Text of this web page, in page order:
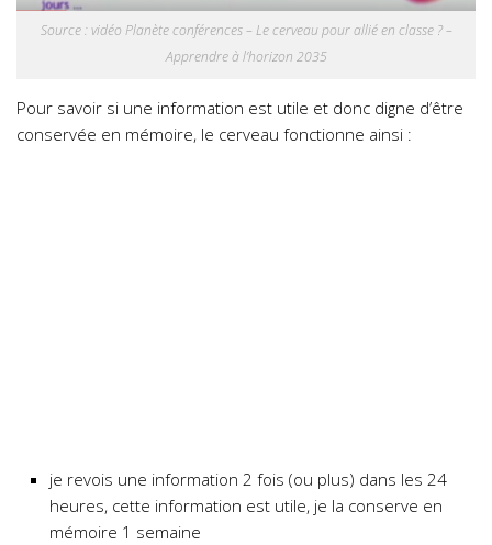
Source : vidéo Planète conférences – Le cerveau pour allié en classe ? –
Apprendre à l’horizon 2035
Pour savoir si une information est utile et donc digne d’être
conservée en mémoire, le cerveau fonctionne ainsi :
je revois une information 2 fois (ou plus) dans les 24
heures, cette information est utile, je la conserve en
mémoire 1 semaine